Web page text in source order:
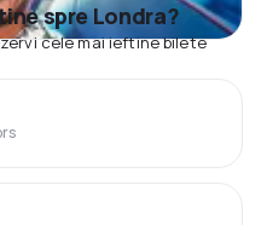
spre Londra?
cele mai ieftine bilete